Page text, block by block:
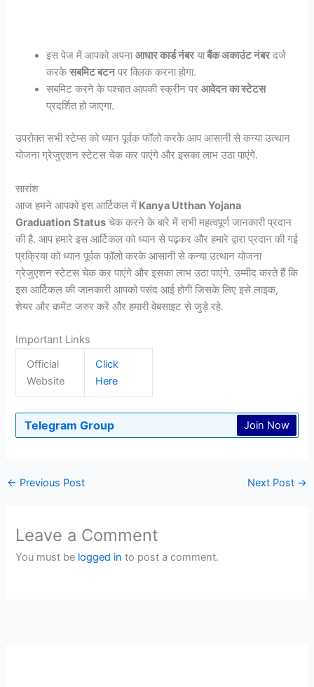
इस पेज में आपको अपनाआधार कार्ड नंबरयाबैंक अकाउंट नंबरदर्ज
करकेसबमिट बटनपर क्लिक करना होगा.
सबमिट करने के पश्चात आपकी स्क्रीन परआवेदन का स्टेटस
प्रदर्शित हो जाएगा.
उपरोक्त सभी स्टेप्स को ध्यान पूर्वक फॉलो करके आप आसानी से कन्या उत्थान
योजना ग्रेजुएशन स्टेटस चेक कर पाएंगे और इसका लाभ उठा पाएंगे.
सारांश
आज हमने आपको इस आर्टिकल में Kanya Utthan Yojana
Graduation Status चेक करने के बारे में सभी महत्वपूर्ण जानकारी प्रदान
की है. आप हमारे इस आर्टिकल को ध्यान से पढ़कर और हमारे द्वारा प्रदान की गई
प्रक्रिया को ध्यान पूर्वक फॉलो करके आसानी से कन्या उत्थान योजना
ग्रेजुएशन स्टेटस चेक कर पाएंगे और इसका लाभ उठा पाएंगे. उम्मीद करते हैं कि
इस आर्टिकल की जानकारी आपको पसंद आई होगी जिसके लिए इसे लाइक,
शेयर और कमेंट जरुर करें और हमारी वेबसाइट से जुड़े रहे.
Important Links
Official
Website
Click
Here
Telegram Group Join Now
← Previous Post Next Post →
Leave a Comment
You must be logged in to post a comment.